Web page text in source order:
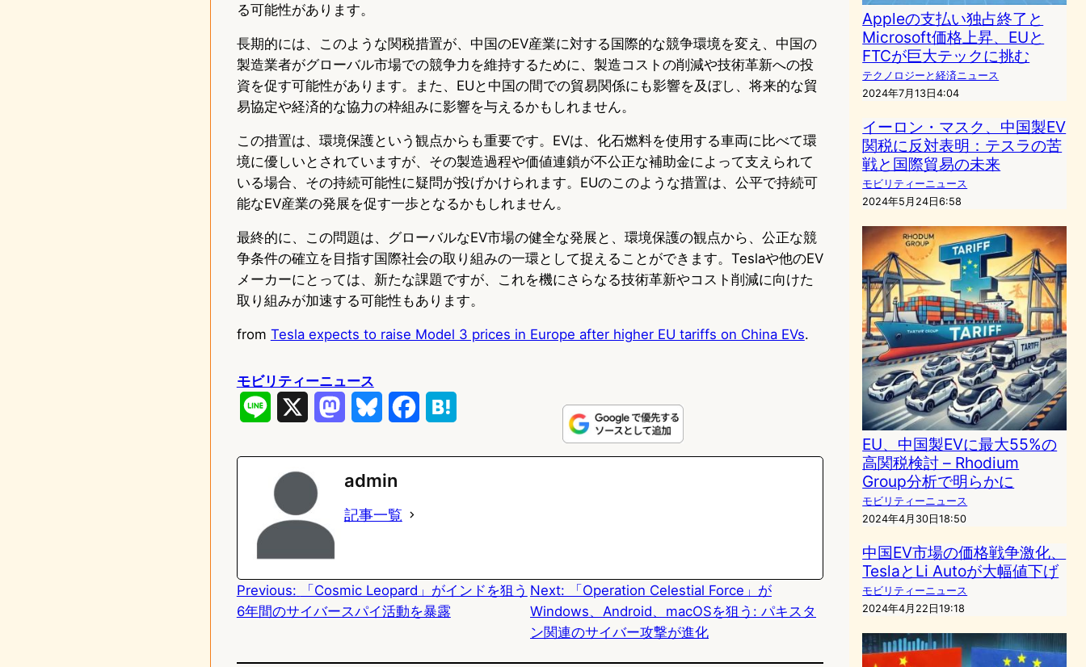
る可能性があります。
長期的には、このような関税措置が、中国のEV産業に対する国際的な競争環境を変え、中国の
製造業者がグローバル市場での競争力を維持するために、製造コストの削減や技術革新への投
資を促す可能性があります。また、EUと中国の間での貿易関係にも影響を及ぼし、将来的な貿
易協定や経済的な協力の枠組みに影響を与えるかもしれません。
この措置は、環境保護という観点からも重要です。EVは、化石燃料を使用する車両に比べて環
境に優しいとされていますが、その製造過程や価値連鎖が不公正な補助金によって支えられて
いる場合、その持続可能性に疑問が投げかけられます。EUのこのような措置は、公平で持続可
能なEV産業の発展を促す一歩となるかもしれません。
最終的に、この問題は、グローバルなEV市場の健全な発展と、環境保護の観点から、公正な競
争条件の確立を目指す国際社会の取り組みの一環として捉えることができます。Teslaや他のEV
メーカーにとっては、新たな課題ですが、これを機にさらなる技術革新やコスト削減に向けた
取り組みが加速する可能性もあります。
from Tesla expects to raise Model 3 prices in Europe after higher EU tariffs on China EVs.
モビリティーニュース
e
o
n
y
o
k
admin
記事一覧
Previous:
「Cosmic Leopard」がインドを狙う
6年間のサイバースパイ活動を暴露
Next:
「Operation Celestial Force」が
Windows、Android、macOSを狙う: パキスタ
ン関連のサイバー攻撃が進化
Appleの支払い独占終了と
Microsoft価格上昇、EUと
FTCが巨大テックに挑む
テクノロジーと経済ニュース
2024年7月13日4:04
イーロン・マスク、中国製EV
関税に反対表明：テスラの苦
戦と国際貿易の未来
モビリティーニュース
2024年5月24日6:58
EU、中国製EVに最大55%の
高関税検討 – Rhodium
Group分析で明らかに
モビリティーニュース
2024年4月30日18:50
中国EV市場の価格戦争激化、
TeslaとLi Autoが大幅値下げ
モビリティーニュース
2024年4月22日19:18